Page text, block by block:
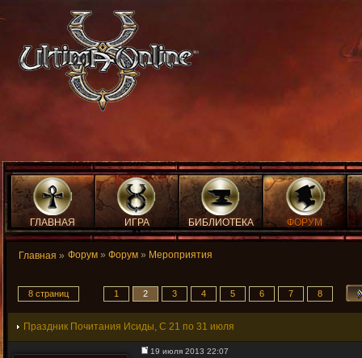
ГЛАВНАЯ ИГРА БИБЛИОТЕКА ФОРУМ
Главная » Форум » Форум » Мероприятия
8 страниц 1 2 3 4 5 6 7 8
Праздник Почитания Исиды, С 21 по 31 июля
19 июля 2013 22:07